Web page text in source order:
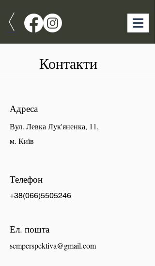
Адреса
Вул. Левка Лук'яненка, 11,
м. Київ
Телефон
+38(066)5505246
Ел. пошта
scmperspektiva@gmail.com
Контакти